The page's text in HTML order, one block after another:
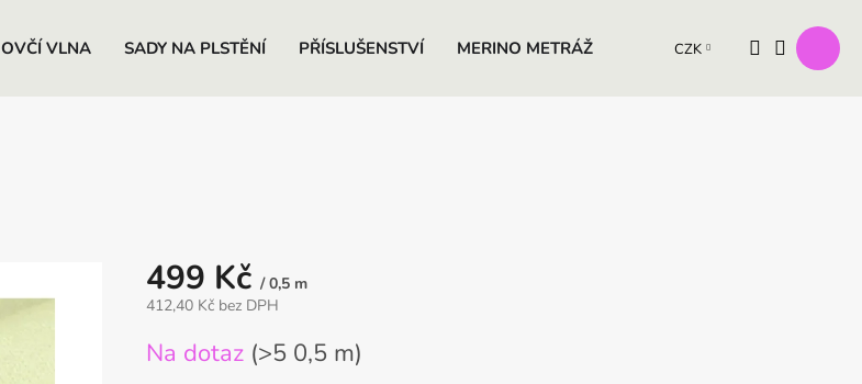
CZK
OVČÍ VLNA SADY NA PLSTĚNÍ PŘÍSLUŠENSTVÍ MERINO METRÁŽ VÝROBKY Z OVČÍ VLNY
499 Kč / 0,5 m
412,40 Kč bez DPH
cena:
Na dotaz (>5 0,5 m)